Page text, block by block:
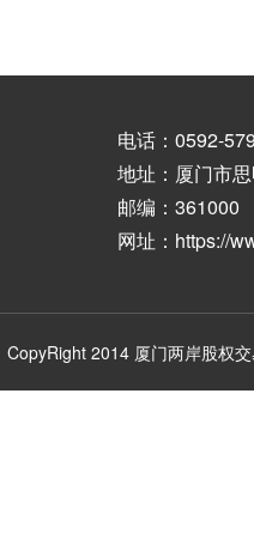
电话：0592-
地址：厦门市
邮编：361000
网址： https://
CopyRight 2014 厦门两岸股权